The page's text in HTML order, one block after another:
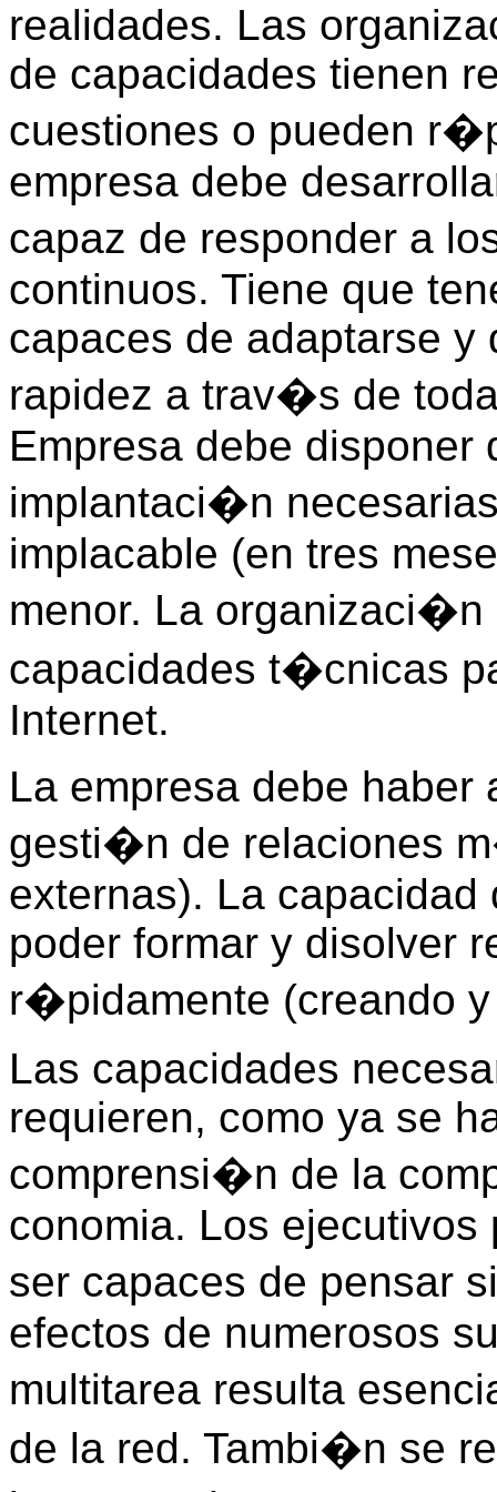
realidades. Las
de capacidades tienen
cuestiones o pueden
empresa debe
capaz de responder a
continuos. Tiene que
capaces de adaptarse y
rapidez a trav�s de
Empresa debe disponer
implantaci�n
implacable (en tres
menor. La
capacidades t�cnicas
Internet.
La empresa debe haber
gesti�n de relaciones
externas). La
poder formar y disolver
r�pidamente (creando
Las capacidades
requieren, como ya se
comprensi�n de la
conomia. Los
ser capaces de pensar
efectos de numerosos
multitarea resulta
de la red. Tambi�n se